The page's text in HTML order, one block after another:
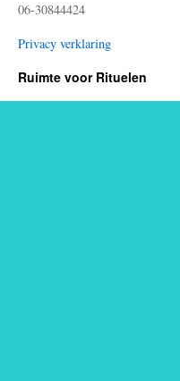
06-30844424
Privacy verklaring
Ruimte voor Rituelen